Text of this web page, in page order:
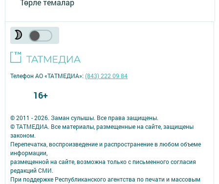
Төрле темалар
© 2011 - 2026. Заман сулышы. Все права защищены.
© ТАТМЕДИА. Все материалы, размещенные на сайте, защищены
законом.
Перепечатка, воспроизведение и распространение в любом объеме
информации,
размещенной на сайте, возможна только с письменного согласия
редакций СМИ.
При поддержке Республиканского агентства по печати и массовым
Телефон АО «ТАТМЕДИА»:(843) 222 09 84
16+